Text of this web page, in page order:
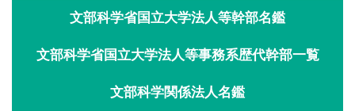
文部科学省国立大学法人等幹部名鑑
文部科学省国立大学法人等事務系歴代幹部一覧
文部科学関係法人名鑑